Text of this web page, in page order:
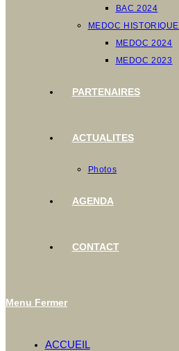
BAC 2024
MEDOC HISTORIQUE
MEDOC 2024
MEDOC 2023
PARTENAIRES
ACTUALITES
Photos
AGENDA
CONTACT
Menu Fermer
ACCUEIL